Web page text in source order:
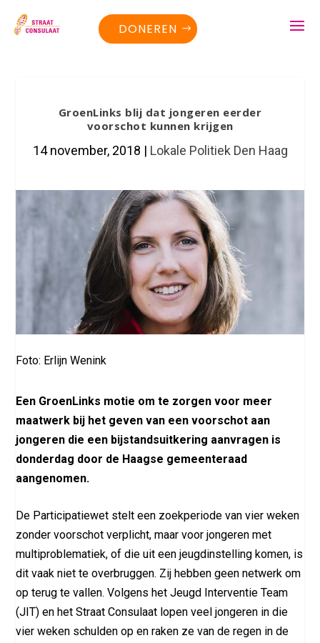
DONEREN
GroenLinks blij dat jongeren eerder
voorschot kunnen krijgen
14 november, 2018 | Lokale Politiek Den Haag
Foto: Erlijn Wenink
Een GroenLinks motie om te zorgen voor meer
maatwerk bij het geven van een voorschot aan
jongeren die een bijstandsuitkering aanvragen is
donderdag door de Haagse gemeenteraad
aangenomen.
De Participatiewet stelt een zoekperiode van vier weken
zonder voorschot verplicht, maar voor jongeren met
multiproblematiek, of die uit een jeugdinstelling komen, is
dit vaak niet te overbruggen. Zij hebben geen netwerk om
op terug te vallen. Volgens het Jeugd Interventie Team
(JIT) en het Straat Consulaat lopen veel jongeren in die
vier weken schulden op en raken ze van de regen in de